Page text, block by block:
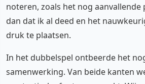
noteren, zoals het nog aanvallende
dan dat ik al deed en het
druk te plaatsen.
In het dubbelspel ontbeerde het
samenwerking. Van beide kanten